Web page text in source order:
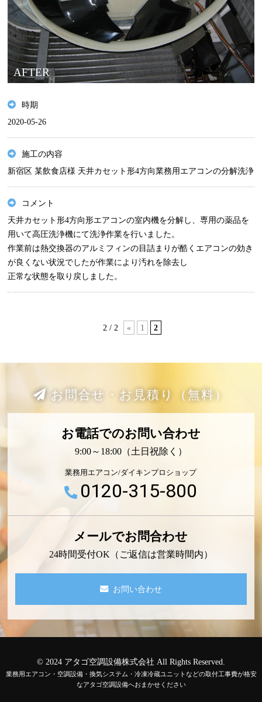
AFTER
時期
2020-05-26
施工の内容
新宿区 某飲食店様 天井カセット形4方向業務用エアコンの分解洗浄
コメント
天井カセット形4方向形エアコンの室内機を分解し、専用の薬品を
用いて高圧洗浄機にて洗浄作業を行いました。
作業前は熱交換器のアルミフィンの目詰まりが酷くエアコンの効き
が良くない状況でしたが作業により汚れを除去し
正常な状態を取り戻しました。
2 / 2 « 1 2
お問合せ・お見積り（無料）
お電話でのお問い合わせ
9:00～18:00（土日祝除く）
業務用エアコン/ダイキンプロショップ
0120-315-800
メールでお問合わせ
24時間受付OK（ご返信は営業時間内）
お問い合わせ
© 2024 アタゴ空調設備株式会社 All Rights Reserved.
業務用エアコン・空調設備・換気システム・冷凍冷蔵ユニットなどの取付工事費が格安
なアタゴ空調設備へおまかせください